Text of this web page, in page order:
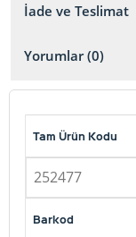
İade ve Teslimat
Yorumlar (0)
Tam Ürün Kodu
252477
Barkod